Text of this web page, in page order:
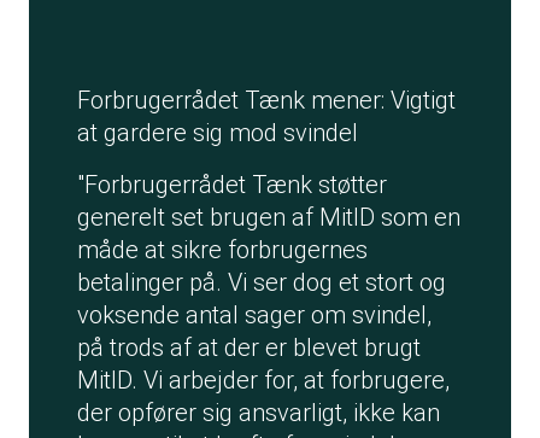
Forbrugerrådet Tænk mener: Vigtigt
at gardere sig mod svindel
"Forbrugerrådet Tænk støtter
generelt set brugen af MitID som en
måde at sikre forbrugernes
betalinger på. Vi ser dog et stort og
voksende antal sager om svindel,
på trods af at der er blevet brugt
MitID. Vi arbejder for, at forbrugere,
der opfører sig ansvarligt, ikke kan